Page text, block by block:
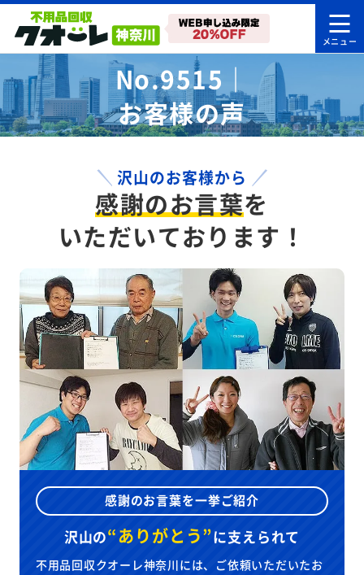
No.9515｜
お客様の声
沢山のお客様から
感謝のお言葉を
いただいております！
感謝のお言葉を一挙ご紹介
沢山の“ありがとう”に支えられて
不用品回収クオーレ神奈川には、ご依頼いただいたお